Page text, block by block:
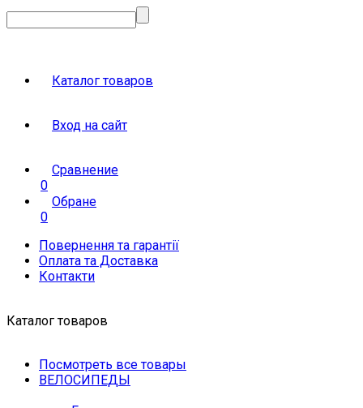
Каталог товаров
Вход на сайт
Сравнение
0
Обране
0
Повернення та гарантії
Оплата та Доставка
Контакти
Каталог товаров
Посмотреть все товары
ВЕЛОСИПЕДЫ